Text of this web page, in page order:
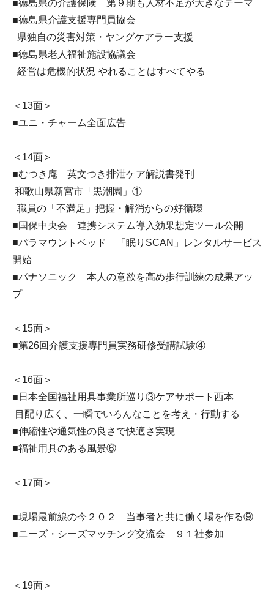
■徳島県の介護保険 第９期も人材不足が大きなテーマ
■徳島県介護支援専門員協会
県独自の災害対策・ヤングケアラー支援
■徳島県老人福祉施設協議会
経営は危機的状況 やれることはすべてやる
＜13面＞
■ユニ・チャーム全面広告
＜14面＞
■むつき庵 英文つき排泄ケア解説書発刊
和歌山県新宮市「黒潮園」①
職員の「不満足」把握・解消からの好循環
■国保中央会 連携システム導入効果想定ツール公開
■パラマウントベッド 「眠りSCAN」レンタルサービス
開始
■パナソニック 本人の意欲を高め歩行訓練の成果アッ
プ
＜15面＞
■第26回介護支援専門員実務研修受講試験④
＜16面＞
■日本全国福祉用具事業所巡り③ケアサポート西本
目配り広く、一瞬でいろんなことを考え・行動する
■伸縮性や通気性の良さで快適さ実現
■福祉用具のある風景⑥
＜17面＞
■現場最前線の今２０２ 当事者と共に働く場を作る⑨
■ニーズ・シーズマッチング交流会 ９１社参加
＜19面＞